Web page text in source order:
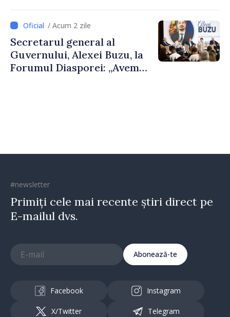
despre parcursul european
al Republicii Moldova.
/ Acum 2 zile
Secretarul general al
Guvernului, Alexei Buzu, la
Forumul Diasporei: „Avem
#newsletter
Primiți cele mai recente știri direct pe
E-mailul dvs.
Abonează-te
Facebook Instagram
X/Twitter Telegram